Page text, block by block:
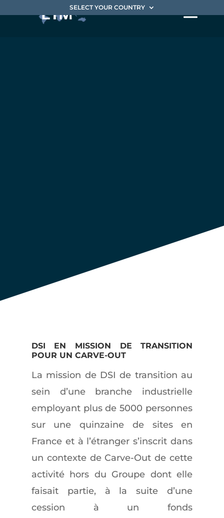
SELECT YOUR COUNTRY
DSI EN MISSION DE TRANSITION
POUR UN CARVE-OUT
La mission de DSI de transition au
sein d’une branche industrielle
employant plus de 5000 personnes
sur une quinzaine de sites en
France et à l’étranger s’inscrit dans
un contexte de Carve-Out de cette
activité hors du Groupe dont elle
faisait partie, à la suite d’une
cession à un fonds